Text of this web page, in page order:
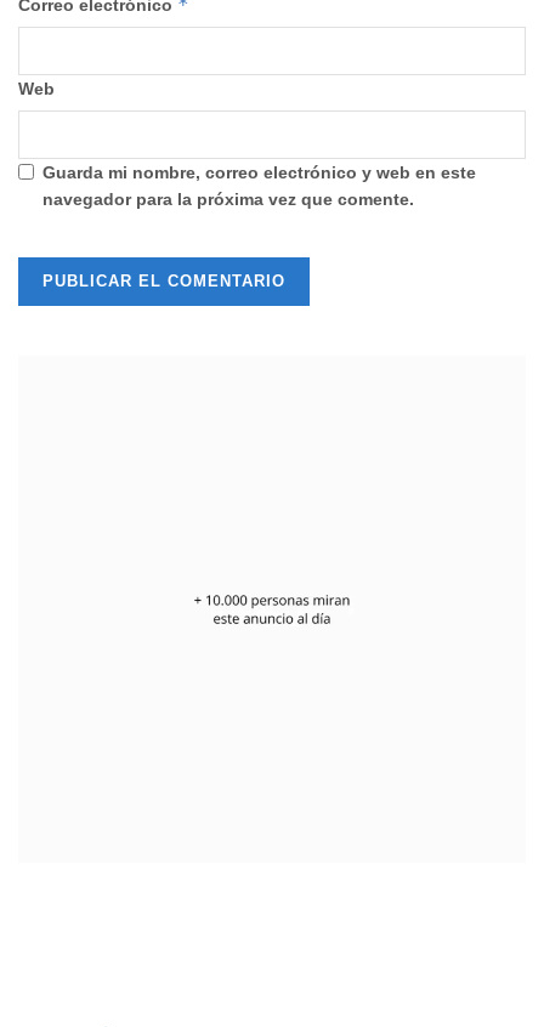
Correo electrónico
Web
Guarda mi nombre, correo electrónico y web en este
navegador para la próxima vez que comente.